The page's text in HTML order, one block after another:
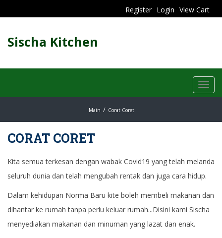
View Cart
Login
Register
Sischa Kitchen
Main Corat Coret
CORAT CORET
Kita semua terkesan dengan wabak Covid19 yang telah melanda
seluruh dunia dan telah mengubah rentak dan juga cara hidup.
Dalam kehidupan Norma Baru kite boleh membeli makanan dan
dihantar ke rumah tanpa perlu keluar rumah...Disini kami Sischa
menyediakan makanan dan minuman yang lazat dan enak.